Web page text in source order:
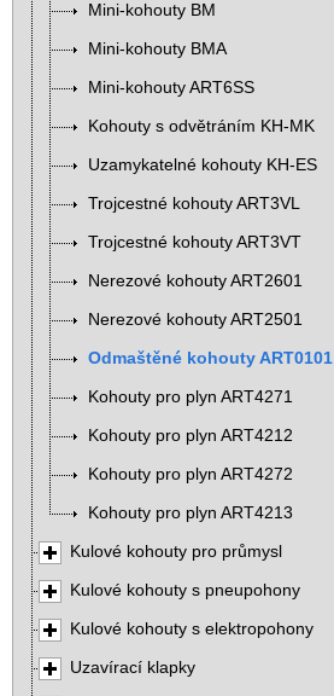
Mini-kohouty BM
Mini-kohouty BMA
Mini-kohouty ART6SS
Kohouty s odvětráním KH-MK
Uzamykatelné kohouty KH-ES
Trojcestné kohouty ART3VL
Trojcestné kohouty ART3VT
Nerezové kohouty ART2601
Nerezové kohouty ART2501
Odmaštěné kohouty ART0101
Kohouty pro plyn ART4271
Kohouty pro plyn ART4212
Kohouty pro plyn ART4272
Kohouty pro plyn ART4213
Kulové kohouty pro průmysl
Kulové kohouty s pneupohony
Kulové kohouty s elektropohony
Uzavírací klapky